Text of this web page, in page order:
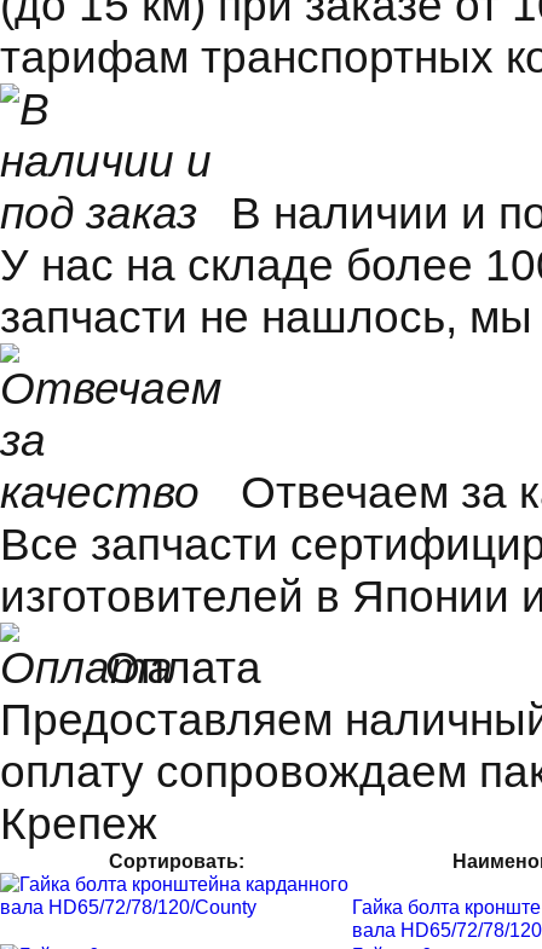
тарифам транспортных
В наличии и
У нас на складе более
запчасти не нашлось,
Отвечаем за
Все запчасти
изготовителей в Японии
Оплата
Предоставляем
оплату сопровождаем
Крепеж
Сортировать:
Гайка болта
вала HD65/72/78/